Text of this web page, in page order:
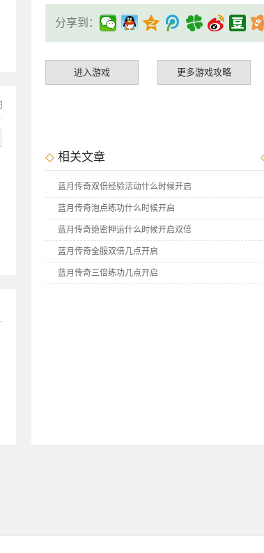
分享到：
进入游戏 更多游戏攻略
相关文章
蓝月传奇双倍经验活动什么时候开启
蓝月传奇泡点练功什么时候开启
蓝月传奇绝密押运什么时候开启双倍
蓝月传奇全服双倍几点开启
蓝月传奇三倍练功几点开启